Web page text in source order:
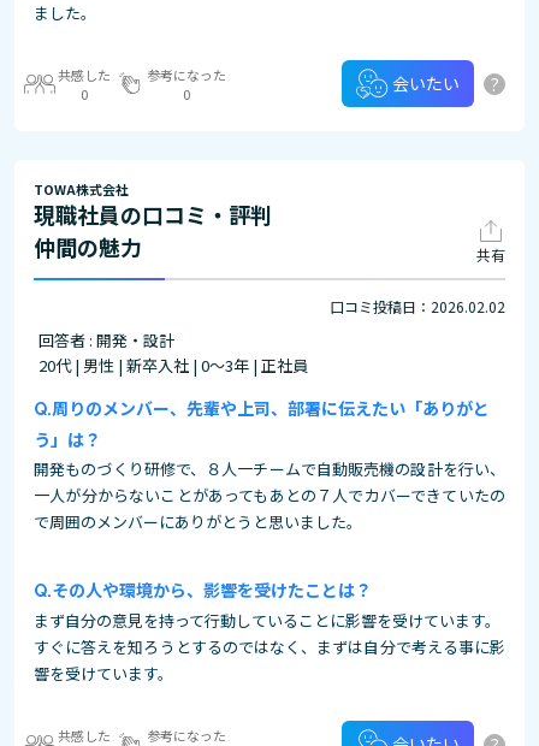
ました。
共感した
0
参考になった
0
会いたい ?
TOWA株式会社
現職社員の口コミ・評判
仲間の魅力
共有
口コミ投稿日：2026.02.02
回答者 : 開発・設計
20代 | 男性 | 新卒入社 | 0～3年 | 正社員
周りのメンバー、先輩や上司、部署に伝えたい「ありがと
う」は？
開発ものづくり研修で、８人一チームで自動販売機の設計を行い、
一人が分からないことがあってもあとの７人でカバーできていたの
で周囲のメンバーにありがとうと思いました。
その⼈や環境から、影響を受けたことは？
まず自分の意見を持って行動していることに影響を受けています。
すぐに答えを知ろうとするのではなく、まずは自分で考える事に影
響を受けています。
共感した
参考になった